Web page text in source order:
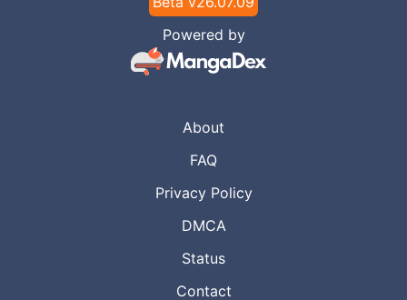
Powered by
About
FAQ
Privacy Policy
DMCA
Status
Contact